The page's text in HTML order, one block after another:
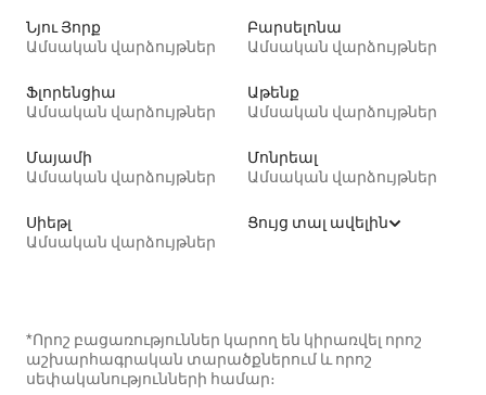
Նյու Յորք
Ամսական վարձույթներ
Բարսելոնա
Ամսական վարձույթներ
Ֆլորենցիա
Ամսական վարձույթներ
Աթենք
Ամսական վարձույթներ
Մայամի
Ամսական վարձույթներ
Մոնրեալ
Ամսական վարձույթներ
Սիեթլ
Ամսական վարձույթներ
Ցույց տալ ավելին
*Որոշ բացառություններ կարող են կիրառվել որոշ
աշխարհագրական տարածքներում և որոշ
սեփականությունների համար։